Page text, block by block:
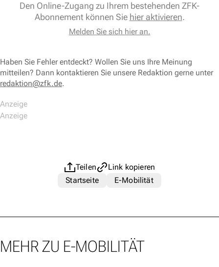
Den Online-Zugang zu Ihrem bestehenden ZFK-
Abonnement können Sie hier aktivieren.
Melden Sie sich hier an.
Haben Sie Fehler entdeckt? Wollen Sie uns Ihre Meinung
mitteilen? Dann kontaktieren Sie unsere Redaktion gerne unter
redaktion@zfk.de.
Teilen
Link kopieren
Startseite
E-Mobilität
MEHR ZU E-MOBILITÄT